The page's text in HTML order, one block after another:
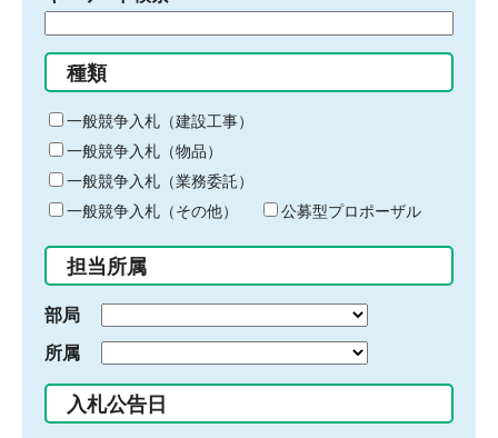
る
キ
ー
ワ
ー
ド
入
力
種類
一般競争入札（建設工事）
一般競争入札（物品）
一般競争入札（業務委託）
一般競争入札（その他）
公募型プロポーザル
担当所属
部局
所属
入札公告日